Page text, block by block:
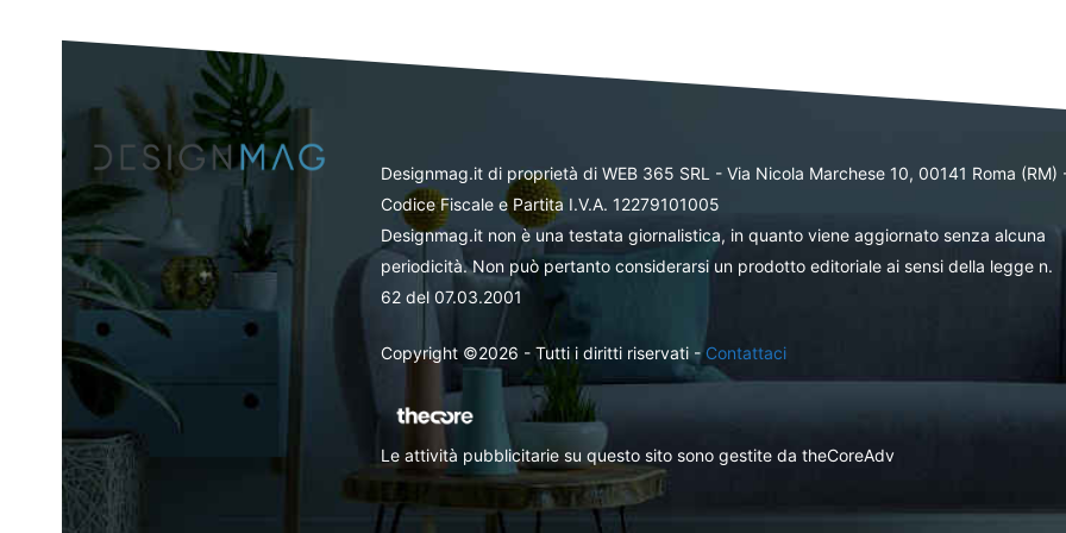
Designmag.it di proprietà di WEB 365 SRL - Via Nicola Marchese 10, 00141 Roma (RM)
Codice Fiscale e Partita I.V.A. 12279101005
Designmag.it non è una testata giornalistica, in quanto viene aggiornato senza alcuna
periodicità. Non può pertanto considerarsi un prodotto editoriale ai sensi della legge n.
62 del 07.03.2001
Copyright ©2026 - Tutti i diritti riservati -Contattaci
Le attività pubblicitarie su questo sito sono gestite da theCoreAdv